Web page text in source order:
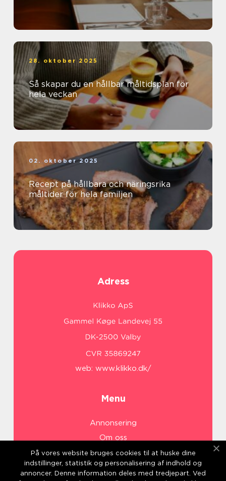
28. oktober 2025
Så skapar du en hållbar måltidsplan för
hela veckan
02. oktober 2025
Recept på hållbara och näringsrika
måltider för hela familjen
Adress
web: www.klikko.dk/
Menu
Annonsering
Om oss
Cookies
Kontakta oss
På vores website bruges cookies til at huske dine
indstillinger, statistik og personalisering af indhold og
annoncer. Denne information deles med tredjepart. Ved